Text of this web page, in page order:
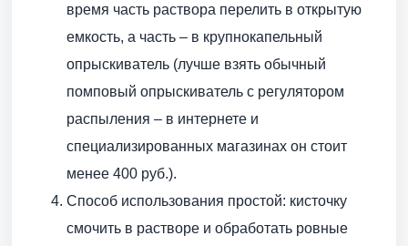
время часть раствора перелить в открытую
емкость, а часть – в крупнокапельный
опрыскиватель (лучше взять обычный
помповый опрыскиватель с регулятором
распыления – в интернете и
специализированных магазинах он стоит
менее 400 руб.).
Способ использования простой: кисточку
смочить в растворе и обработать ровные